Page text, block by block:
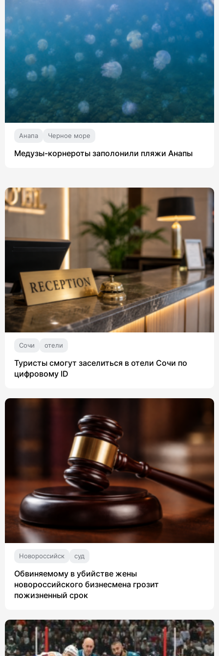
Анапа Черное море
Медузы-корнероты заполонили пляжи Анапы
Сочи отели
Туристы смогут заселиться в отели Сочи по
цифровому ID
Новороссийск суд
Обвиняемому в убийстве жены
новороссийского бизнесмена грозит
пожизненный срок